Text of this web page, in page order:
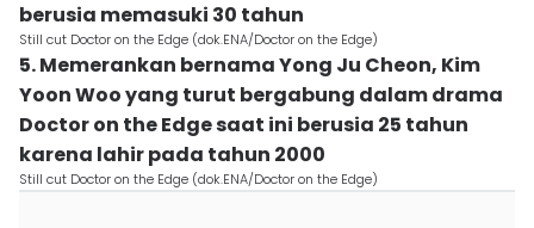
berusia memasuki 30 tahun
Still cut Doctor on the Edge (dok.ENA/Doctor on the Edge)
5. Memerankan bernama Yong Ju Cheon, Kim
Yoon Woo yang turut bergabung dalam drama
Doctor on the Edge saat ini berusia 25 tahun
karena lahir pada tahun 2000
Still cut Doctor on the Edge (dok.ENA/Doctor on the Edge)